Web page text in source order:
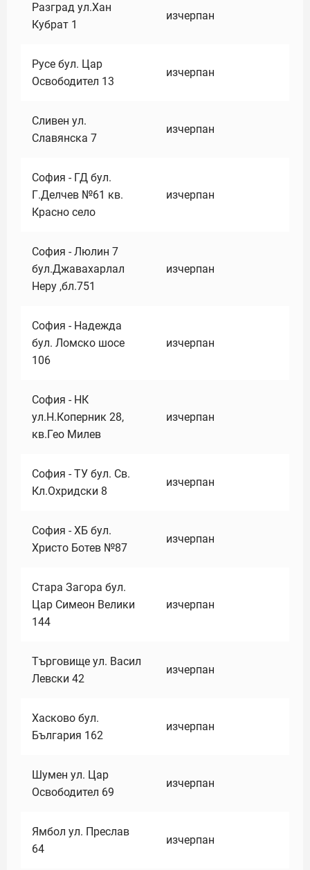
Разград ул.Хан
Кубрат 1
изчерпан
Русе бул. Цар
Освободител 13
изчерпан
Сливен ул.
Славянска 7
изчерпан
София - ГД бул.
Г.Делчев №61 кв.
Красно село
изчерпан
София - Люлин 7
бул.Джавахарлал
Неру ,бл.751
изчерпан
София - Надежда
бул. Ломско шосе
106
изчерпан
София - НК
ул.Н.Коперник 28,
кв.Гео Милев
изчерпан
София - ТУ бул. Св.
Кл.Охридски 8
изчерпан
София - ХБ бул.
Христо Ботев №87
изчерпан
Стара Загора бул.
Цар Симеон Велики
144
изчерпан
Търговище ул. Васил
Левски 42
изчерпан
Хасково бул.
България 162
изчерпан
Шумен ул. Цар
Освободител 69
изчерпан
Ямбол ул. Преслав
64
изчерпан